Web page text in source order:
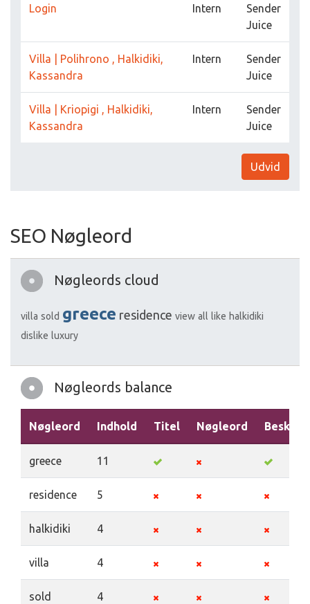
Login Intern
Sender
Juice
Villa | Polihrono , Halkidiki,
Kassandra
Intern
Sender
Juice
Villa | Kriopigi , Halkidiki,
Kassandra
Intern
Sender
Juice
Udvid
SEO Nøgleord
Nøgleords cloud
villa sold greece residence view all like halkidiki
dislike luxury
Nøgleords balance
Nøgleord Indhold Titel Nøgleord
greece 11
residence 5
halkidiki 4
villa 4
sold 4